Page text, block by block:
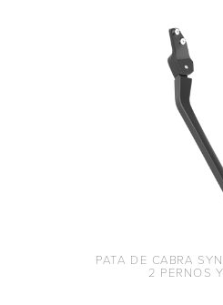
PATA DE CABRA
2 PERNOS